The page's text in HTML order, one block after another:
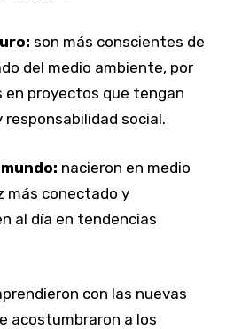
son más conscientes de
del medio ambiente, por
en proyectos que tengan
responsabilidad social.
nacieron en medio
más conectado y
al día en tendencias
con las nuevas
acostumbraron a los